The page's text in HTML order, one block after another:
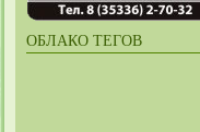
ОБЛАКО ТЕГОВ